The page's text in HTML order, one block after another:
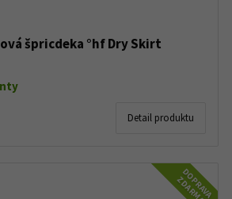
špricdeka °hf Dry Skirt
Detail produktu
DOPRAVA
ZDARMA